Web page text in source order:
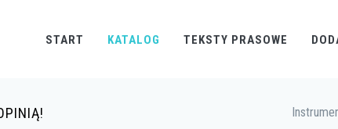
START KATALOG TEKSTY PRASOWE